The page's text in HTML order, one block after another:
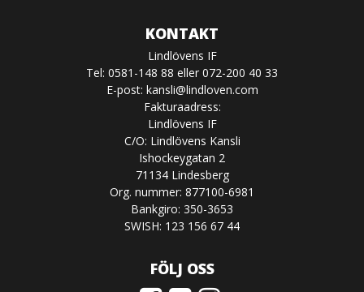
KONTAKT
Lindlövens IF
Tel: 0581-148 88 eller 072-200 40 33
E-post: kansli@lindloven.com
Fakturaadress:
Lindlövens IF
C/O: Lindlövens Kansli
Ishockeygatan 2
71134 Lindesberg
Org. nummer: 877100-6981
Bankgiro: 350-3653
SWISH: 123 156 67 44
FÖLJ OSS